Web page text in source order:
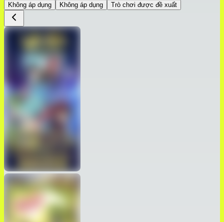
Không áp dụng
Không áp dụng Trò chơi được đề xuất